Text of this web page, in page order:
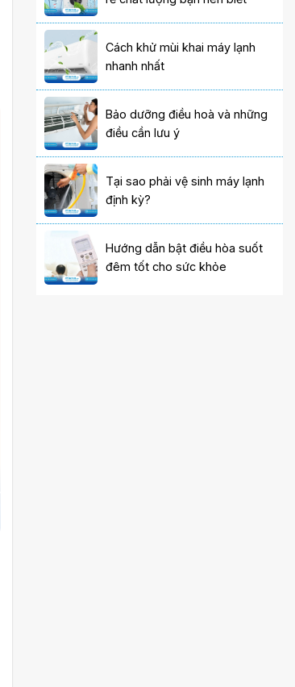
Cách khử mùi khai máy lạnh
nhanh nhất
Bảo dưỡng điều hoà và những
điều cần lưu ý
Tại sao phải vệ sinh máy lạnh
định kỳ?
Hướng dẫn bật điều hòa suốt
đêm tốt cho sức khỏe